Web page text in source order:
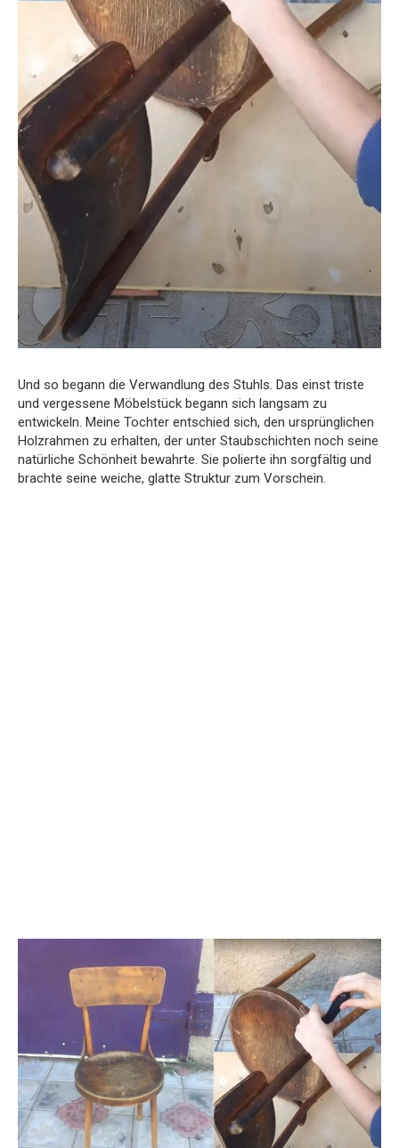
Und so begann die Verwandlung des Stuhls. Das einst triste
und vergessene Möbelstück begann sich langsam zu
entwickeln. Meine Tochter entschied sich, den ursprünglichen
Holzrahmen zu erhalten, der unter Staubschichten noch seine
natürliche Schönheit bewahrte. Sie polierte ihn sorgfältig und
brachte seine weiche, glatte Struktur zum Vorschein.